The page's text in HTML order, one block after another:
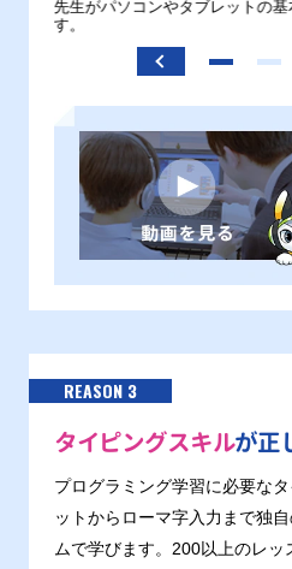
先生がパソコンやタブレットの
す。
REASON 3
タイピングスキルが正
プログラミング学習に必要な
ットからローマ字入力まで独
ムで学びます。200以上のレ